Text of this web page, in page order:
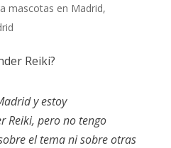
mascotas en Madrid,
y estoy
Reiki, pero no tengo
el tema ni sobre otras